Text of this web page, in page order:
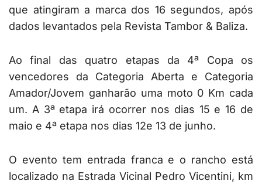
que atingiram a marca dos 16 segundos, após
dados levantados pela Revista Tambor & Baliza.
Ao final das quatro etapas da 4ª Copa os
vencedores da Categoria Aberta e Categoria
Amador/Jovem ganharão uma moto 0 Km cada
um. A 3ª etapa irá ocorrer nos dias 15 e 16 de
maio e 4ª etapa nos dias 12e 13 de junho.
O evento tem entrada franca e o rancho está
localizado na Estrada Vicinal Pedro Vicentini, km